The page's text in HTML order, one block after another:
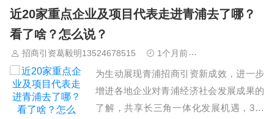
《云南省人民政府办公厅关于建立利益共
享机制加快推进园区协作发展的通知》，
提出鼓励园区通过共建共管、优化整合等
方式，以利益共享为纽带…
近20家重点企业及项目代表走进青浦去了哪？
看了啥？怎么说？
招商引资葛毅明13524678515 1个月前
为生动展现青浦招商引资新成效，进一步
增进各地企业对青浦经济社会发展成果的
了解，共享长三角一体化发展机遇，3月